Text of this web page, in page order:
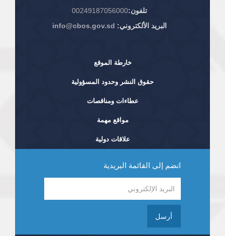
تلفون:00249187056000
البريد الألكتروني: info@cbos.gov.sd
خارطة الموقع
حقوق النشر وحدود المسؤولية
عطاءات ومناقصات
مواقع مهمة
علاقات دولية
انضم إلى القائمة البريدية
أرسل